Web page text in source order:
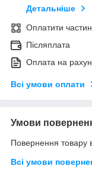
Детальніше
Оплатити
Післяплата
Оплата на
Всі умови оплати
Умови
Повернення товару
Всі умови